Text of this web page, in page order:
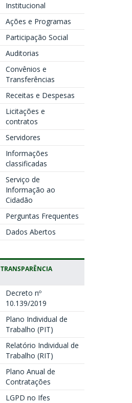
Institucional
Ações e Programas
Participação Social
Auditorias
Convênios e
Transferências
Receitas e Despesas
Licitações e
contratos
Servidores
Informações
classificadas
Serviço de
Informação ao
Cidadão
Perguntas Frequentes
Dados Abertos
TRANSPARÊNCIA
Decreto nº
10.139/2019
Plano Individual de
Trabalho (PIT)
Relatório Individual de
Trabalho (RIT)
Plano Anual de
Contratações
LGPD no Ifes